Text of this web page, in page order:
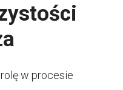
w procesie